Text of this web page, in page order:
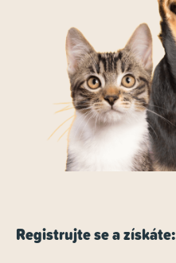
Registrujte se a získáte: